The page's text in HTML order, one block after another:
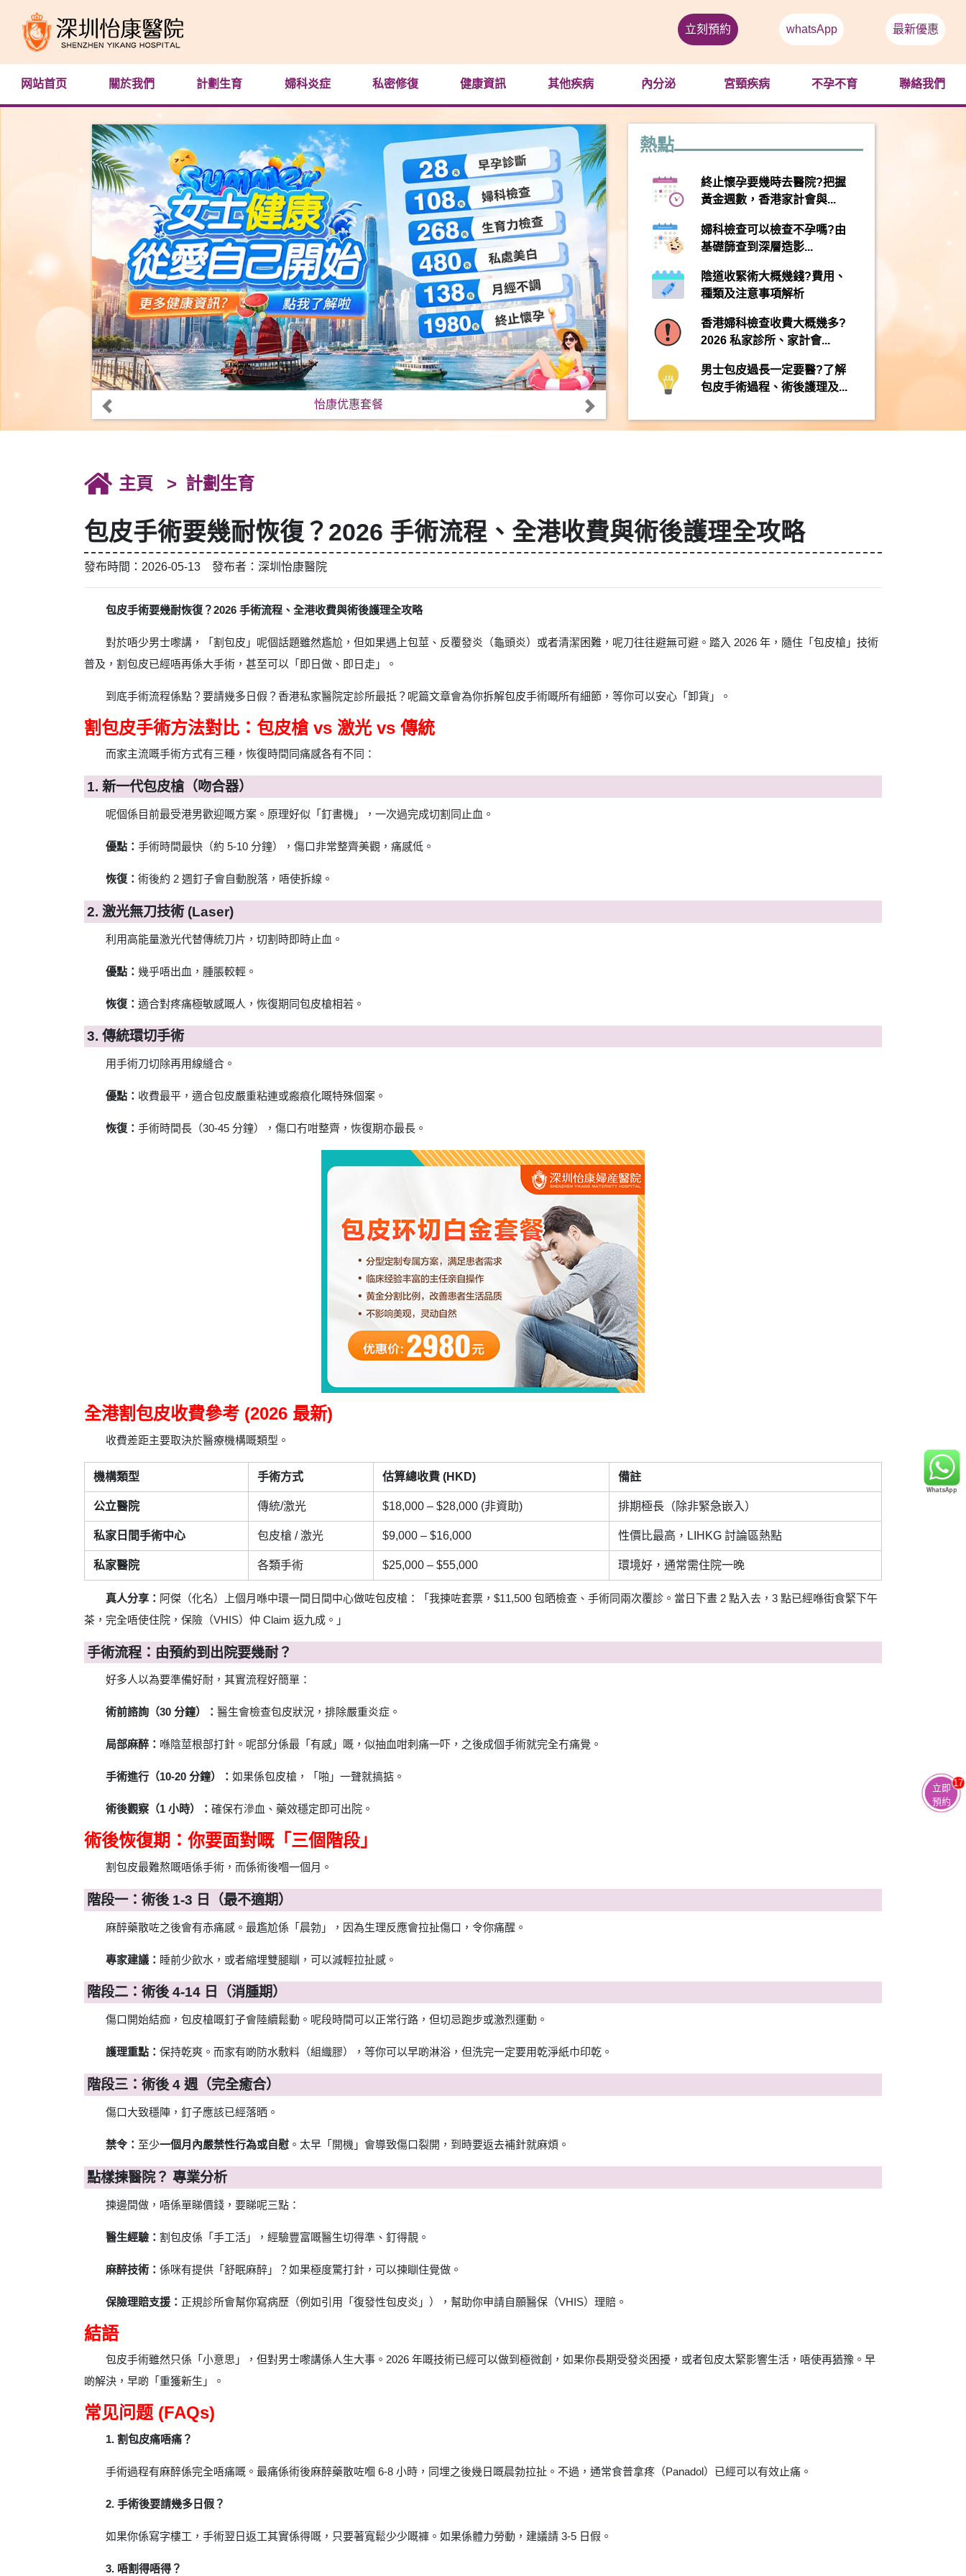
立刻預約 whatsApp 最新優惠
网站首页 關於我們 計劃生育 婦科炎症 私密修復 健康資訊 其他疾病 內分泌 宮頸疾病 不孕不育 聯絡我們
怡康优惠套餐
熱點
終止懷孕要幾時去醫院?把握
黃金週數，香港家計會與...
婦科檢查可以檢查不孕嗎?由
基礎篩查到深層造影...
陰道收緊術大概幾錢?費用、
種類及注意事項解析
香港婦科檢查收費大概幾多?
2026 私家診所、家計會...
男士包皮過長一定要醫?了解
包皮手術過程、術後護理及...
主頁 計劃生育
包皮手術要幾耐恢復？2026 手術流程、全港收費與術後護理全攻略
發布時間：2026-05-13 發布者：深圳怡康醫院
包皮手術要幾耐恢復？2026 手術流程、全港收費與術後護理全攻略
對於唔少男士嚟講，「割包皮」呢個話題雖然尷尬，但如果遇上包莖、反覆發炎（龜頭炎）或者清潔困難，呢刀往往避無可避。踏入 2026 年，隨住「包皮槍」技術
普及，割包皮已經唔再係大手術，甚至可以「即日做、即日走」。
到底手術流程係點？要請幾多日假？香港私家醫院定診所最抵？呢篇文章會為你拆解包皮手術嘅所有細節，等你可以安心「卸貨」。
割包皮手術方法對比：包皮槍 vs 激光 vs 傳統
而家主流嘅手術方式有三種，恢復時間同痛感各有不同：
1. 新一代包皮槍（吻合器）
呢個係目前最受港男歡迎嘅方案。原理好似「釘書機」，一次過完成切割同止血。
優點： 手術時間最快（約 5-10 分鐘），傷口非常整齊美觀，痛感低。
恢復： 術後約 2 週釘子會自動脫落，唔使拆線。
2. 激光無刀技術 (Laser)
利用高能量激光代替傳統刀片，切割時即時止血。
優點： 幾乎唔出血，腫脹較輕。
恢復： 適合對疼痛極敏感嘅人，恢復期同包皮槍相若。
3. 傳統環切手術
用手術刀切除再用線縫合。
優點： 收費最平，適合包皮嚴重粘連或瘢痕化嘅特殊個案。
恢復： 手術時間長（30-45 分鐘），傷口冇咁整齊，恢復期亦最長。
全港割包皮收費參考 (2026 最新)
收費差距主要取決於醫療機構嘅類型。
機構類型 手術方式 估算總收費 (HKD) 備註
公立醫院 傳統/激光 $18,000 – $28,000 (非資助) 排期極長（除非緊急嵌入）
私家日間手術中心 包皮槍 / 激光 $9,000 – $16,000 性價比最高，LIHKG 討論區熱點
私家醫院 各類手術 $25,000 – $55,000 環境好，通常需住院一晚
真人分享： 阿傑（化名）上個月喺中環一間日間中心做咗包皮槍：「我揀咗套票，$11,500 包晒檢查、手術同兩次覆診。當日下晝 2 點入去，3 點已經喺街食緊下午
茶，完全唔使住院，保險（VHIS）仲 Claim 返九成。」
手術流程：由預約到出院要幾耐？
好多人以為要準備好耐，其實流程好簡單：
術前諮詢（30 分鐘）： 醫生會檢查包皮狀況，排除嚴重炎症。
局部麻醉： 喺陰莖根部打針。呢部分係最「有感」嘅，似抽血咁刺痛一吓，之後成個手術就完全冇痛覺。
手術進行（10-20 分鐘）： 如果係包皮槍，「啪」一聲就搞掂。
術後觀察（1 小時）： 確保冇滲血、藥效穩定即可出院。
術後恢復期：你要面對嘅「三個階段」
割包皮最難熬嘅唔係手術，而係術後嗰一個月。
階段一：術後 1-3 日（最不適期）
麻醉藥散咗之後會有赤痛感。最尷尬係「晨勃」，因為生理反應會拉扯傷口，令你痛醒。
專家建議： 睡前少飲水，或者縮埋雙腿瞓，可以減輕拉扯感。
階段二：術後 4-14 日（消腫期）
傷口開始結痂，包皮槍嘅釘子會陸續鬆動。呢段時間可以正常行路，但切忌跑步或激烈運動。
護理重點： 保持乾爽。而家有啲防水敷料（組織膠），等你可以早啲淋浴，但洗完一定要用乾淨紙巾印乾。
階段三：術後 4 週（完全癒合）
傷口大致穩陣，釘子應該已經落晒。
禁令： 至少一個月內嚴禁性行為或自慰 。太早「開機」會導致傷口裂開，到時要返去補針就麻煩。
點樣揀醫院？ 專業分析
揀邊間做，唔係單睇價錢，要睇呢三點：
醫生經驗： 割包皮係「手工活」，經驗豐富嘅醫生切得準、釘得靚。
麻醉技術： 係咪有提供「舒眠麻醉」？如果極度驚打針，可以揀瞓住覺做。
保險理賠支援： 正規診所會幫你寫病歷（例如引用「復發性包皮炎」），幫助你申請自願醫保（VHIS）理賠。
結語
包皮手術雖然只係「小意思」，但對男士嚟講係人生大事。2026 年嘅技術已經可以做到極微創，如果你長期受發炎困擾，或者包皮太緊影響生活，唔使再猶豫。早
啲解決，早啲「重獲新生」。
常见问题 (FAQs)
1. 割包皮痛唔痛？
手術過程有麻醉係完全唔痛嘅。最痛係術後麻醉藥散咗嗰 6-8 小時，同埋之後幾日嘅晨勃拉扯。不過，通常食普拿疼（Panadol）已經可以有效止痛。
2. 手術後要請幾多日假？
如果你係寫字樓工，手術翌日返工其實係得嘅，只要著寬鬆少少嘅褲。如果係體力勞動，建議請 3-5 日假。
3. 唔割得唔得？
立即
預約
17